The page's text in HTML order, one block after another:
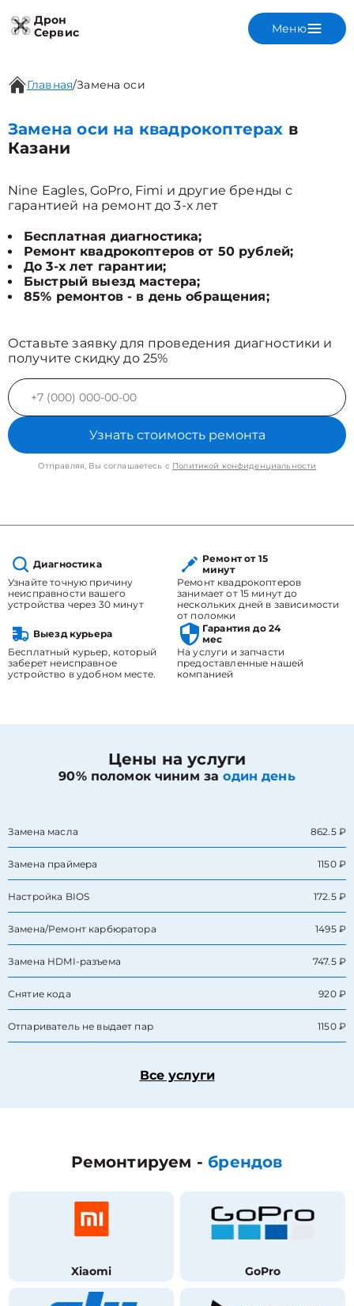
Дрон
Сервис
Меню
Главная/Замена оси
Замена оси на квадрокоптерах в
Казани
Nine Eagles, GoPro, Fimi и другие бренды с
гарантией на ремонт до 3-х лет
Бесплатная диагностика;
Ремонт квадрокоптеров от 50 рублей;
До 3-х лет гарантии;
Быстрый выезд мастера;
85% ремонтов - в день обращения;
Оставьте заявку для проведения диагностики и
получите скидку до 25%
Узнать стоимость ремонта
Отправляя, Вы соглашаетесь с Политикой конфиденциальности
Диагностика
Узнайте точную причину
неисправности вашего
устройства через 30 минут
Ремонт от 15
минут
Ремонт квадрокоптеров
занимает от 15 минут до
нескольких дней в зависимости
от поломки
Выезд курьера
Бесплатный курьер, который
заберет неисправное
устройство в удобном месте.
Гарантия до 24
мес
На услуги и запчасти
предоставленные нашей
компанией
Цены на услуги
90% поломок чиним заодин день
Замена масла 862.5 ₽
Замена праймера 1150 ₽
Настройка BIOS 172.5 ₽
Замена/Pемонт карбюратора 1495 ₽
Замена HDMI-разъема 747.5 ₽
Снятие кода 920 ₽
Отпариватель не выдает пар 1150 ₽
Все услуги
Ремонтируем - брендов
Xiaomi GoPro